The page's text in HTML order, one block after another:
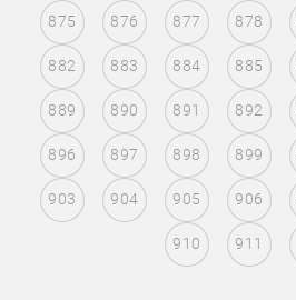
875 876 877 878
882 883 884 885
889 890 891 892
896 897 898 899
903 904 905 906
910 911